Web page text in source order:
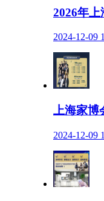
2026年
2024-12-09
上海家博
2024-12-09